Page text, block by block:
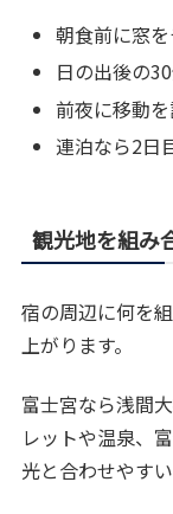
朝食前に窓
日の出後の
前夜に移動
連泊なら2日
観光地を組み
宿の周辺に何を
上がります。
富士宮なら浅間
レットや温泉、
光と合わせやすい